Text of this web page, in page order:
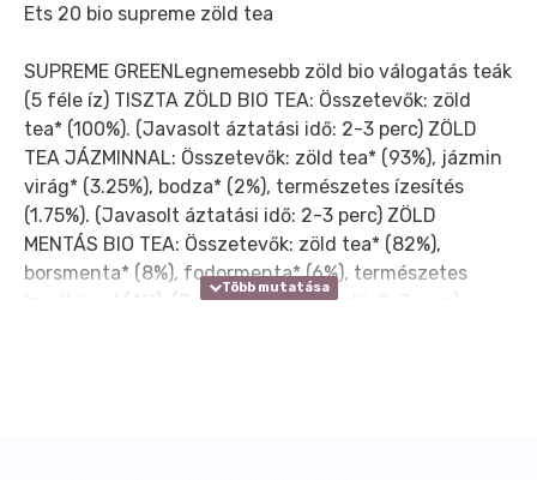
Ets 20 bio supreme zöld tea
SUPREME GREENLegnemesebb zöld bio válogatás teák
(5 féle íz) TISZTA ZÖLD BIO TEA: Összetevők: zöld
tea* (100%). (Javasolt áztatási idő: 2-3 perc) ZÖLD
TEA JÁZMINNAL: Összetevők: zöld tea* (93%), jázmin
virág* (3.25%), bodza* (2%), természetes ízesítés
(1.75%). (Javasolt áztatási idő: 2-3 perc) ZÖLD
MENTÁS BIO TEA: Összetevők: zöld tea* (82%),
borsmenta* (8%), fodormenta* (6%), természetes
ízesítéssel (4%). (Javasolt áztatási idő: 2-3 perc)